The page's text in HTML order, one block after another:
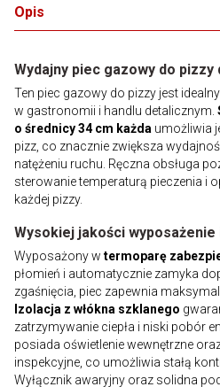
Opis
Wydajny piec gazowy do
Ten piec gazowy do pizzy jest
w gastronomii i handlu detalicznym.
o średnicy 34 cm każda umożliwia
pizz, co znacznie zwiększa
natężeniu ruchu. Ręczna obsługa
sterowanie temperaturą pieczenia i
każdej pizzy.
Wysokiej jakości
Wyposażony w termoparę
płomień i automatycznie zamyka
zgaśnięcia, piec zapewnia
Izolacja z włókna szklanego
zatrzymywanie ciepła i niski pobór
posiada oświetlenie wewnętrzne
inspekcyjne, co umożliwia stałą
Wyłącznik awaryjny oraz solidna